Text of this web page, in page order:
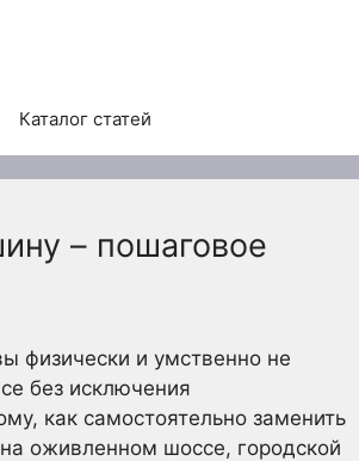
Каталог статей
– пошаговое
физически и умственно не
без исключения
как самостоятельно заменить
оживленном шоссе, городской